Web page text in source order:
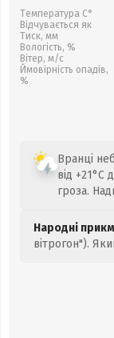
Температура С°
Відчувається як
Тиск, мм
Вологість, %
Вітер, м/с
Ймовірність опадів,
%
Вранці
від +21°C
гроза.
Народні
вітрогон").